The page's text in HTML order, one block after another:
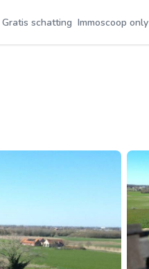
Gratis schatting Immoscoop only